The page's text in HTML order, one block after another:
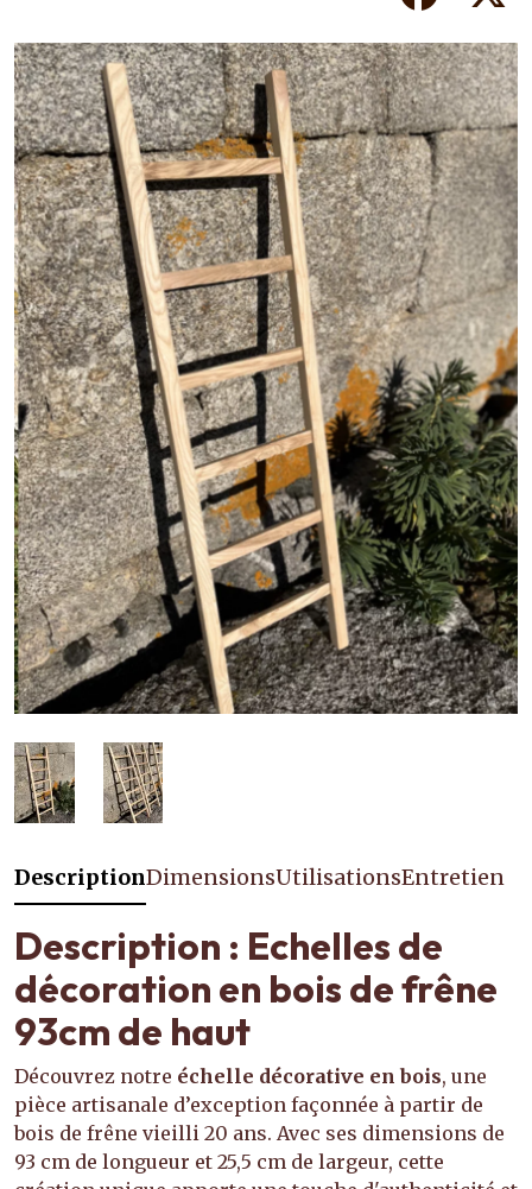
DescriptionDimensionsUtilisationsEntretien
Description : Echelles de
décoration en bois de frêne
93cm de haut
Découvrez notre échelle décorative en bois, une
pièce artisanale d’exception façonnée à partir de
bois de frêne vieilli 20 ans. Avec ses dimensions de
93 cm de longueur et 25,5 cm de largeur, cette